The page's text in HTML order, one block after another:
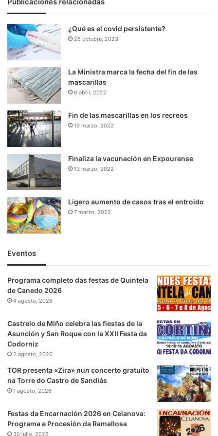
¿Qué es el covid persistente?
26 octubre, 2023
La Ministra marca la fecha del fin de las
mascarillas
6 abril, 2022
Fin de las mascarillas en los recreos
19 marzo, 2022
Finaliza la vacunación en Expourense
13 marzo, 2022
Ligero aumento de casos tras el entroido
7 marzo, 2022
Eventos
Programa completo das festas de Quintela
de Canedo 2026
4 agosto, 2026
Castrelo de Miño celebra las fiestas de la
Asunción y San Roque con la XXII Festa da
Codorniz
2 agosto, 2026
TOR presenta «Zira» nun concerto gratuíto
na Torre do Castro de Sandiás
1 agosto, 2026
Festas da Encarnación 2026 en Celanova:
Programa e Procesión da Ramallosa
30 julio, 2026